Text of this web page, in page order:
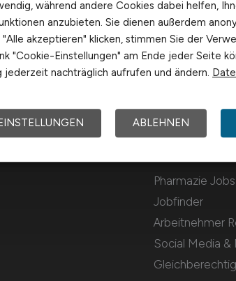
Für
Pharmazie
Jobfinder
Arbeitnehmer
Social Media
während andere Cookies dabei helfen,
anzubieten. Sie dienen außerdem
"Alle akzeptieren" klicken, stimmen Sie der
"Cookie-Einstellungen" am Ende jeder Seite
jederzeit nachträglich aufrufen und ändern.
ABLEHNEN